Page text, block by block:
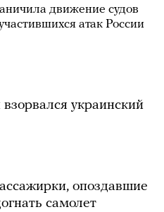
движение судов
атак России
украинский
опоздавшие
самолет